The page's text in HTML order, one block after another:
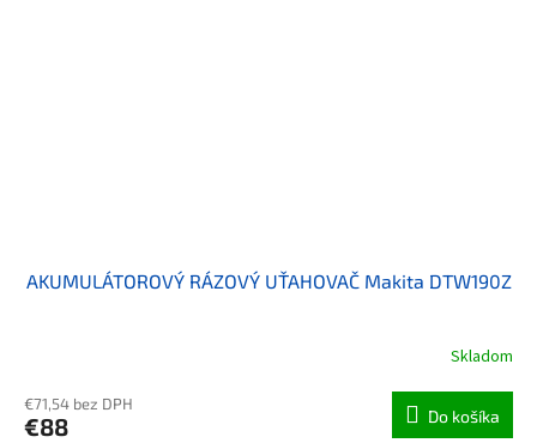
AKUMULÁTOROVÝ RÁZOVÝ UŤAHOVAČ Makita DTW190Z
Skladom
€71,54 bez DPH
€88 Do košíka